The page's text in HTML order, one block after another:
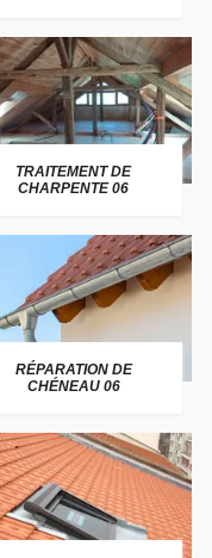
TRAITEMENT DE
CHARPENTE 06
RÉPARATION DE
CHÉNEAU 06